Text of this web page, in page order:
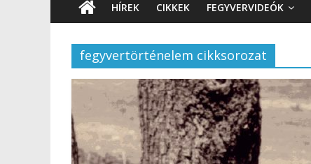
HÍREK CIKKEK FEGYVERVIDEÓK
fegyvertörténelem cikksorozat